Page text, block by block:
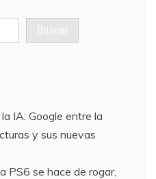
Buscar
IA: Google entre la
y sus nuevas
PS6 se hace de rogar,